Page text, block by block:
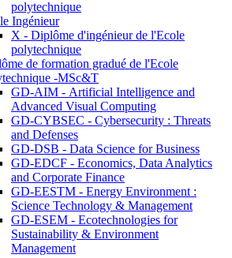
polytechnique
Ingénieur
X - Diplôme d'ingénieur de l'Ecole
polytechnique
de formation gradué de l'Ecole
-MSc&T
GD-AIM - Artificial Intelligence and
Advanced Visual Computing
GD-CYBSEC - Cybersecurity : Threats
and Defenses
GD-DSB - Data Science for Business
GD-EDCF - Economics, Data Analytics
and Corporate Finance
GD-EESTM - Energy Environment :
Science Technology & Management
GD-ESEM - Ecotechnologies for
Sustainability & Environment
Management